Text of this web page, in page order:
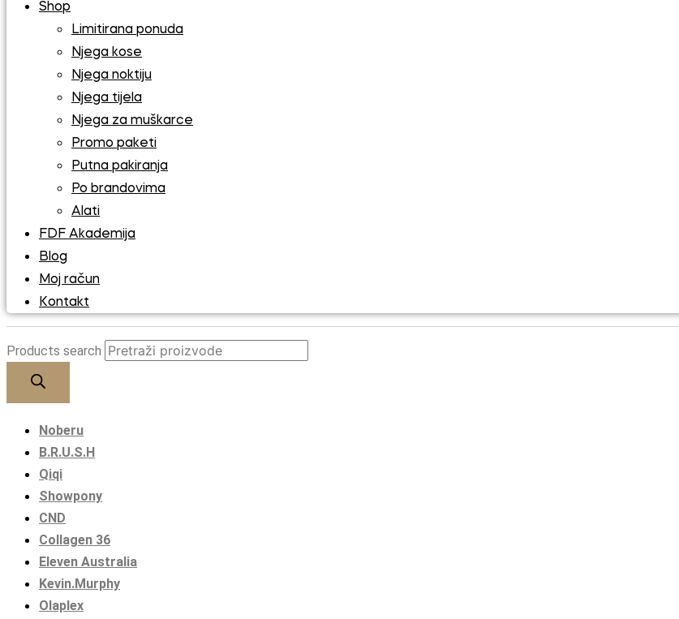
Shop
Limitirana ponuda
Njega kose
Njega noktiju
Njega tijela
Njega za muškarce
Promo paketi
Putna pakiranja
Po brandovima
Alati
FDF Akademija
Blog
Moj račun
Kontakt
Products search
Noberu
B.R.U.S.H
Qiqi
Showpony
CND
Collagen 36
Eleven Australia
Kevin.Murphy
Olaplex